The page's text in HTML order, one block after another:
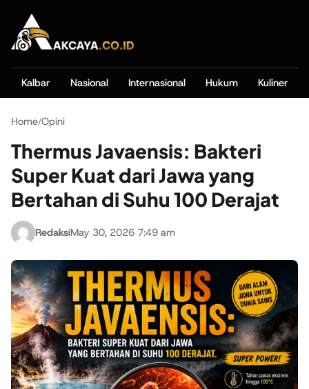
Kalbar Nasional Internasional Hukum Kuliner
Home/Opini
Thermus Javaensis: Bakteri
Super Kuat dari Jawa yang
Bertahan di Suhu 100 Derajat
RedaksiMay 30, 2026 7:49 am